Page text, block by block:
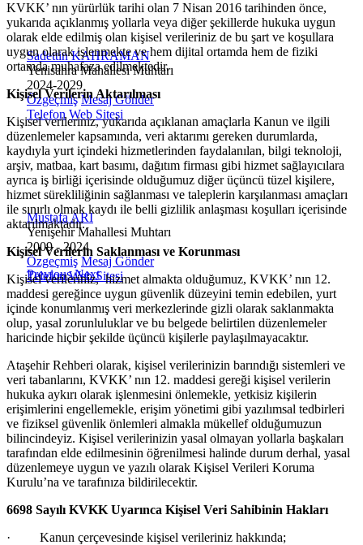
Sadettin KAHRAMAN
Yenisahra Mahallesi Muhtarı
2024-2029
Özgeçmiş Mesaj Gönder
Telefon Web Sitesi
Mustafa ARI
Yenişehir Mahallesi Muhtarı
2009 - 2024
Özgeçmiş Mesaj Gönder
Telefon Web Sitesi
Previous Next
KVKK’ nın yürürlük tarihi olan 7 Nisan 2016 tarihinden önce,
yukarıda açıklanmış yollarla veya diğer şekillerde hukuka uygun
olarak elde edilmiş olan kişisel verileriniz de bu şart ve koşullara
uygun olarak işlenmekte vehem dijital ortamda hem de fiziki
ortamdamuhafaza edilmektedir.
Kişisel Verilerin Aktarılması
Kişisel verileriniz, yukarıda açıklanan amaçlarla Kanun ve ilgili
düzenlemeler kapsamında, veri aktarımı gereken durumlarda,
kaydıyla yurt içindeki hizmetlerinden faydalanılan, bilgi teknoloji,
arşiv, matbaa, kart basımı, dağıtım firması gibi hizmet sağlayıcılara
ayrıca iş birliği içerisinde olduğumuz diğer üçüncü tüzel kişilere,
hizmet sürekliliğinin sağlanması ve taleplerin karşılanması amaçları
ile sınırlı olmak kaydı ile belli gizlilik anlaşması koşulları içerisinde
aktarılmaktadır.
Kişisel Verilerin Saklanması ve Korunması
Kişisel verileriniz, hizmet almakta olduğumuz, KVKK’ nın 12.
maddesi gereğince uygun güvenlik düzeyini temin edebilen, yurt
içinde konumlanmış veri merkezlerinde gizli olarak saklanmakta
olup, yasal zorunluluklar ve bu belgede belirtilen düzenlemeler
haricinde hiçbir şekilde üçüncü kişilerle paylaşılmayacaktır.
Ataşehir Rehberi olarak, kişisel verilerinizin barındığı sistemleri ve
veri tabanlarını, KVKK’ nın 12. maddesi gereği kişisel verilerin
hukuka aykırı olarak işlenmesini önlemekle, yetkisiz kişilerin
erişimlerini engellemekle, erişim yönetimi gibi yazılımsal tedbirleri
ve fiziksel güvenlik önlemleri almakla mükellef olduğumuzun
bilincindeyiz. Kişisel verilerinizin yasal olmayan yollarla başkaları
tarafından elde edilmesinin öğrenilmesi halinde durum derhal, yasal
düzenlemeye uygun ve yazılı olarak Kişisel Verileri Koruma
Kurulu’na ve tarafınıza bildirilecektir.
6698 Sayılı KVKK Uyarınca Kişisel Veri Sahibinin Hakları
·
Kanun çerçevesinde kişisel verileriniz hakkında;